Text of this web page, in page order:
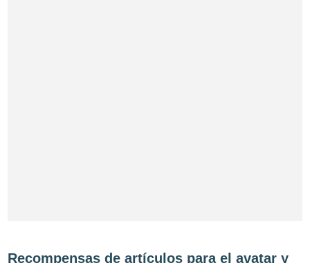
Recompensas de artículos para el avatar y